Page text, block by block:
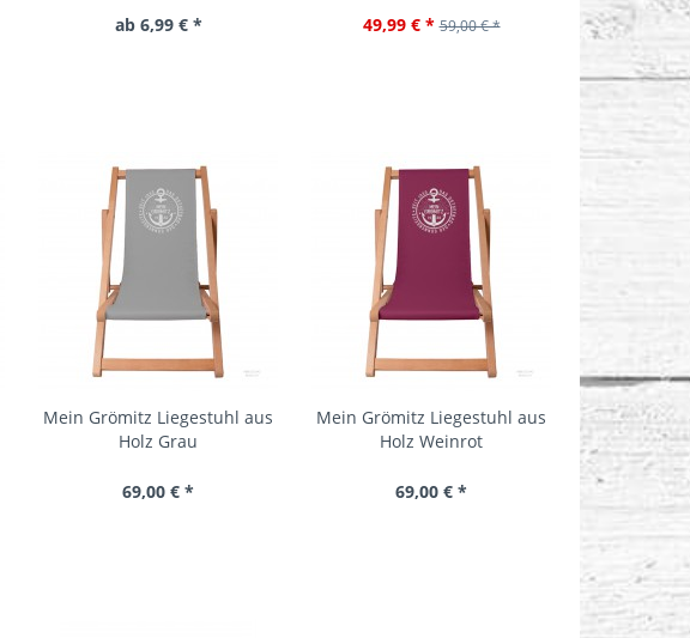
Mein Grömitz Liegestuhl aus
Holz Grau
69,00 € *
Mein Grömitz Liegestuhl aus
Holz Weinrot
69,00 € *
Kinder
aus
ab 6,99 € * 49,99 € * 59,00 € * 49,99